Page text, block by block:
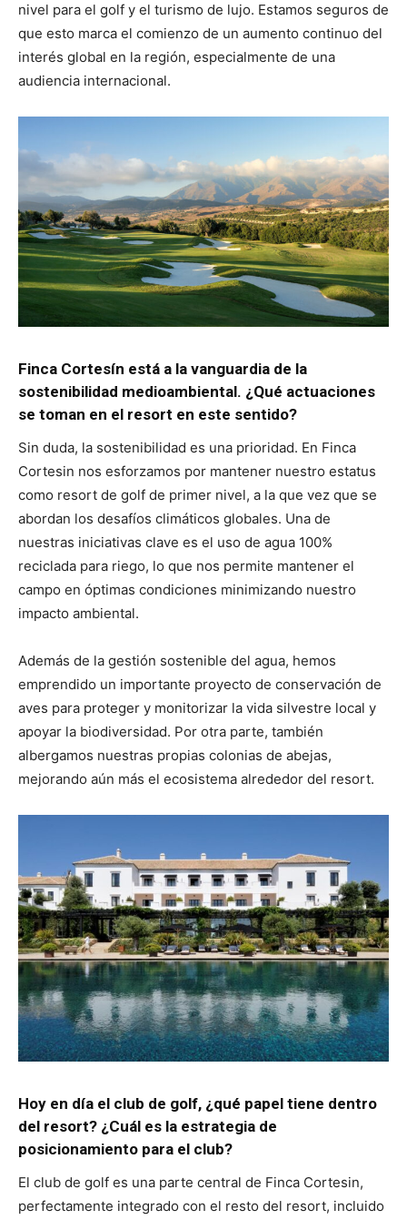
nivel para el golf y el turismo de lujo. Estamos seguros de
que esto marca el comienzo de un aumento continuo del
interés global en la región, especialmente de una
audiencia internacional.
Finca Cortesín está a la vanguardia de la
sostenibilidad medioambiental. ¿Qué actuaciones
se toman en el resort en este sentido?
Sin duda, la sostenibilidad es una prioridad. En Finca
Cortesin nos esforzamos por mantener nuestro estatus
como resort de golf de primer nivel, a la que vez que se
abordan los desafíos climáticos globales. Una de
nuestras iniciativas clave es el uso de agua 100%
reciclada para riego, lo que nos permite mantener el
campo en óptimas condiciones minimizando nuestro
impacto ambiental.
Además de la gestión sostenible del agua, hemos
emprendido un importante proyecto de conservación de
aves para proteger y monitorizar la vida silvestre local y
apoyar la biodiversidad. Por otra parte, también
albergamos nuestras propias colonias de abejas,
mejorando aún más el ecosistema alrededor del resort.
Hoy en día el club de golf, ¿qué papel tiene dentro
del resort? ¿Cuál es la estrategia de
posicionamiento para el club?
El club de golf es una parte central de Finca Cortesin,
perfectamente integrado con el resto del resort, incluido